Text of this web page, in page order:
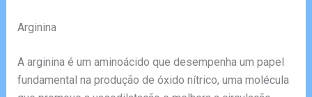
Arginina
A arginina é um aminoácido que desempenha um papel
fundamental na produção de óxido nítrico, uma molécula